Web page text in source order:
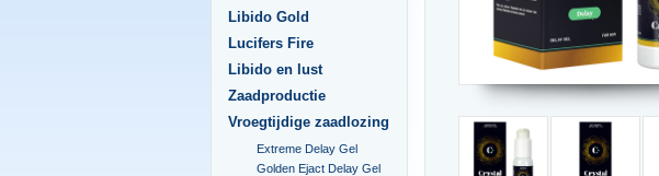
Libido Gold
Lucifers Fire
Libido en lust
Zaadproductie
Vroegtijdige zaadlozing
Extreme Delay Gel
Golden Ejact Delay Gel